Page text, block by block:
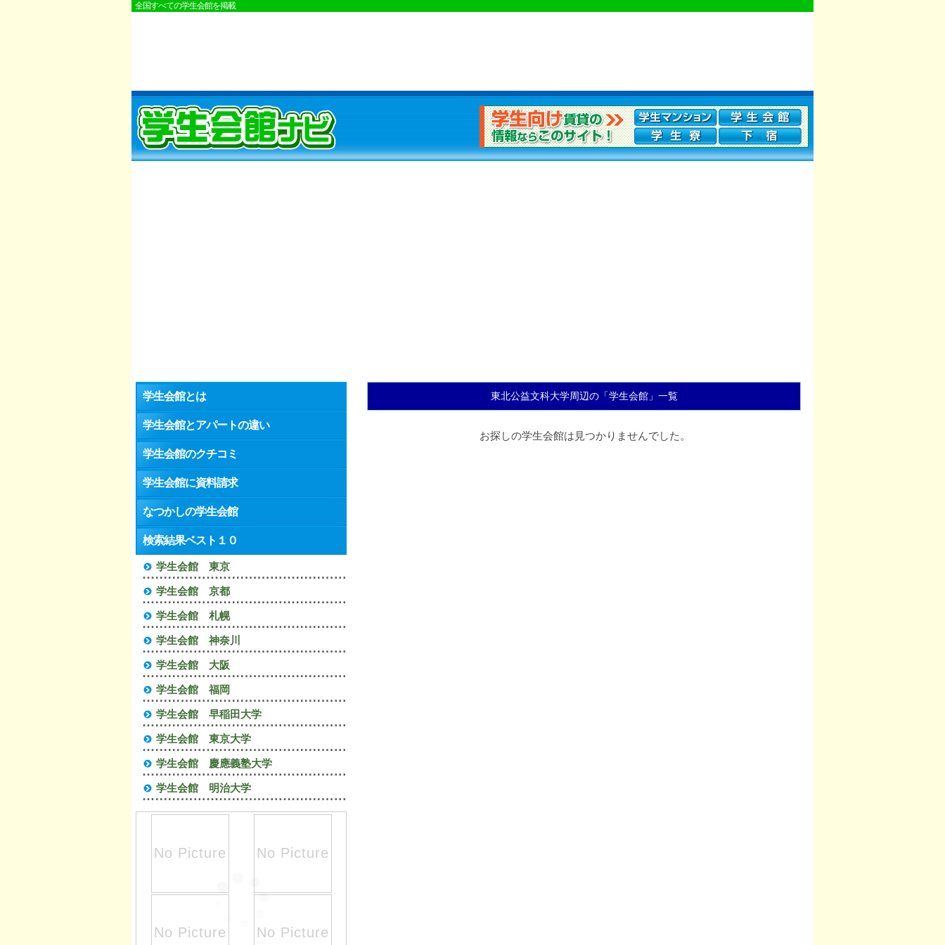
全国すべての学生会館を掲載
東北公益文科大学周辺の「学生会館」一覧
お探しの学生会館は見つかりませんでした。
学生会館とは
学生会館とアパートの違い
学生会館のクチコミ
学生会館に資料請求
なつかしの学生会館
検索結果ベスト１０
学生会館 東京
学生会館 京都
学生会館 札幌
学生会館 神奈川
学生会館 大阪
学生会館 福岡
学生会館 早稲田大学
学生会館 東京大学
学生会館 慶應義塾大学
学生会館 明治大学